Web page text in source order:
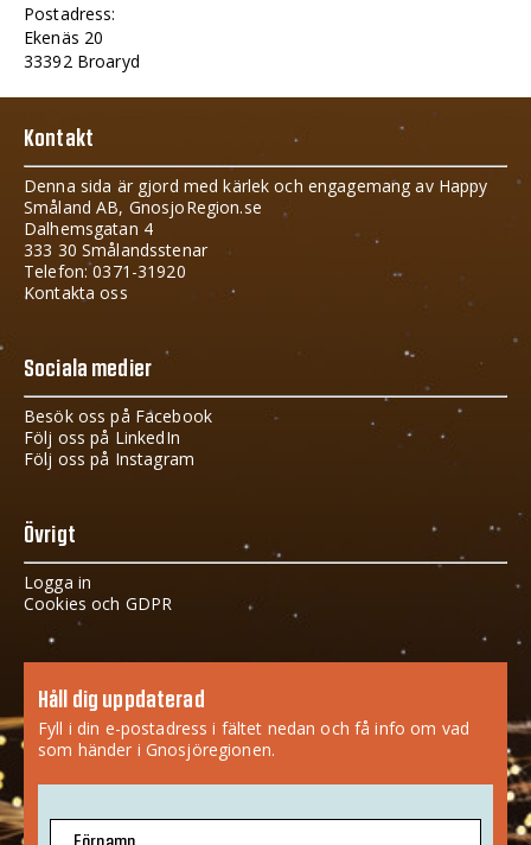
Postadress:
Ekenäs 20
33392 Broaryd
Kontakt
Denna sida är gjord med kärlek och engagemang av Happy
Småland AB, GnosjoRegion.se
Dalhemsgatan 4
333 30 Smålandsstenar
Telefon: 0371-31920
Kontakta oss
Sociala medier
Besök oss på Facebook
Följ oss på LinkedIn
Följ oss på Instagram
Övrigt
Logga in
Cookies och GDPR
Håll dig uppdaterad
Fyll i din e-postadress i fältet nedan och få info om vad
som händer i Gnosjöregionen.